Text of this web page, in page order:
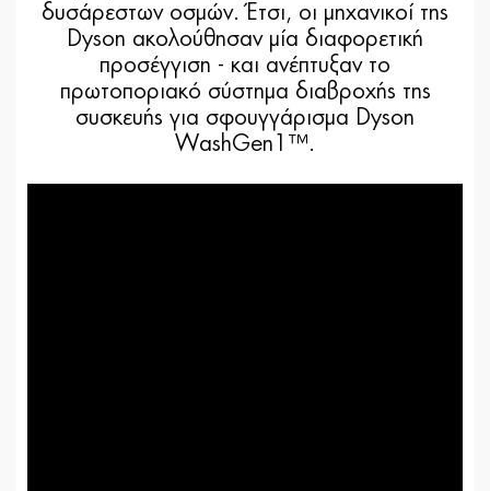
δυσάρεστων οσμών. Έτσι, οι μηχανικοί της
Dyson ακολούθησαν μία διαφορετική
προσέγγιση - και ανέπτυξαν το
πρωτοποριακό σύστημα διαβροχής της
συσκευής για σφουγγάρισμα Dyson
WashGen1™.